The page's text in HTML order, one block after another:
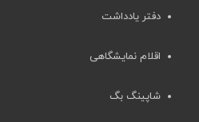
دفتر یادداشت
اقلام نمایشگاهی
شاپینگ بگ